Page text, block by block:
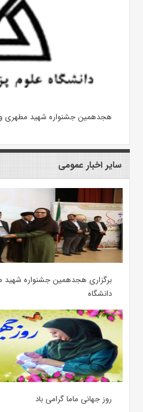
هجدهمین جشنواره شهید مطهری و
سایر اخبار عمومی
برگزاری هجدهمین جشنواره شهید
دانشگاه
روز جهانی ماما گرامی باد